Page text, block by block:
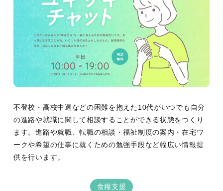
不登校・高校中退などの困難を抱えた10代がいつでも自分
の進路や就職に関して相談することができる状態をつくり
ます。進路や就職、転職の相談・福祉制度の案内・在宅ワ
ークや希望の仕事に就くための勉強手段など幅広い情報提
供を行います。
食糧支援